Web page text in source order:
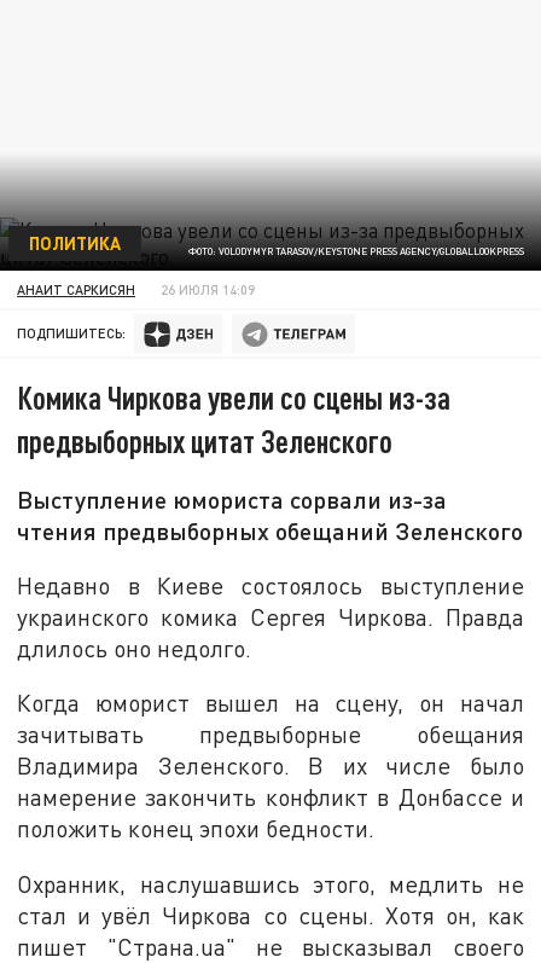
ФОТО: VOLODYMYR TARASOV/KEYSTONE PRESS AGENCY/GLOBALLOOKPRESS
ПОЛИТИКА
АНАИТ САРКИСЯН 26 ИЮЛЯ 14:09
ПОДПИШИТЕСЬ:
Комика Чиркова увели со сцены из-за
предвыборных цитат Зеленского
Выступление юмориста сорвали из-за
чтения предвыборных обещаний Зеленского
Недавно в Киеве состоялось выступление
украинского комика Сергея Чиркова. Правда
длилось оно недолго.
Когда юморист вышел на сцену, он начал
зачитывать предвыборные обещания
Владимира Зеленского. В их числе было
намерение закончить конфликт в Донбассе и
положить конец эпохи бедности.
Охранник, наслушавшись этого, медлить не
стал и увёл Чиркова со сцены. Хотя он, как
пишет "Страна.ua" не высказывал своего